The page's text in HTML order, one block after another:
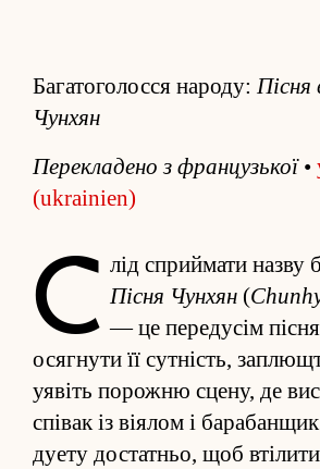
Багатоголосся народу: Пісня
Чунхян
Пере­кладено з французької•
(ukrainien)
С лід спри­ймати на­зву
Пісня Чунхян (
— це перед­усім
осягнути її сутність,
уявіть порожню сцену, де
співак із віялом і
дуету до­статньо, щоб втілити